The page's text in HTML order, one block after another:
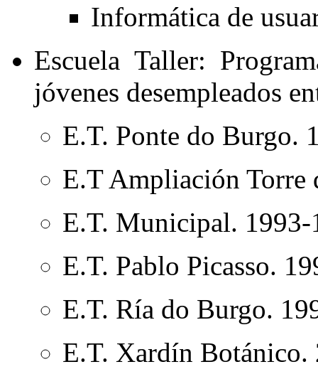
Informática de
Escuela Taller:
jóvenes desempleados
E.T. Ponte do Burgo.
E.T Ampliación Torre
E.T. Municipal. 1993-
E.T. Pablo Picasso.
E.T. Ría do Burgo.
E.T. Xardín Botánico.